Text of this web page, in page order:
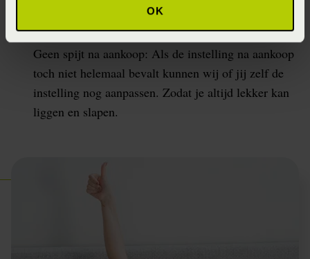
OK
bed twee verschillende en gepersonaliseerde
instellingen kunt maken.
Geen spijt na aankoop: Als de instelling na aankoop
toch niet helemaal bevalt kunnen wij of jij zelf de
instelling nog aanpassen. Zodat je altijd lekker kan
liggen en slapen.